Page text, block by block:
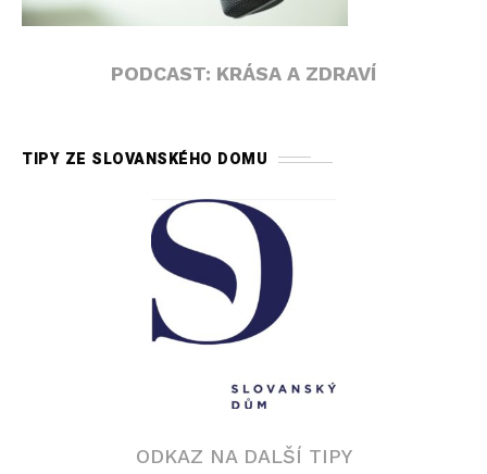
PODCAST: KRÁSA A ZDRAVÍ
TIPY ZE SLOVANSKÉHO DOMU
ODKAZ NA DALŠÍ TIPY